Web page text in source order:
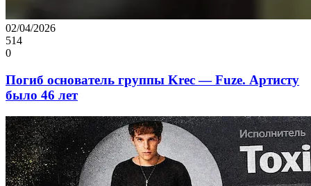
02/04/2026
514
0
Погиб основатель группы Krec — Fuze. Артисту
было 46 лет